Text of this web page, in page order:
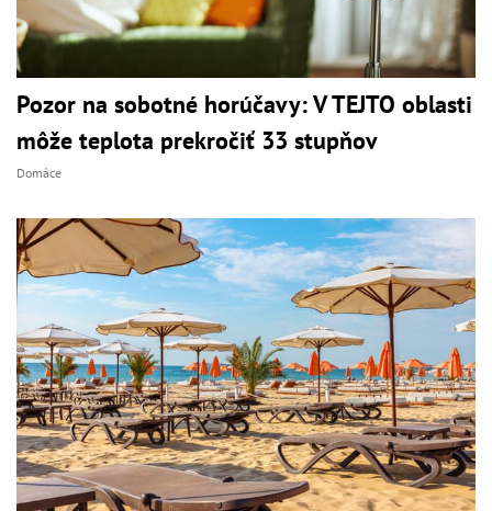
Pozor na sobotné horúčavy: V TEJTO oblasti
môže teplota prekročiť 33 stupňov
Domáce